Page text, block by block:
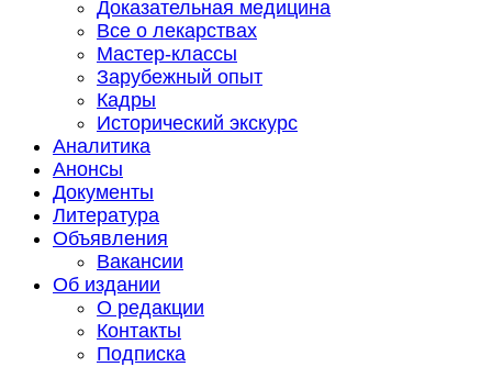
Доказательная медицина
Все о лекарствах
Мастер-классы
Зарубежный опыт
Кадры
Исторический экскурс
Аналитика
Анонсы
Документы
Литература
Объявления
Вакансии
Об издании
О редакции
Контакты
Подписка